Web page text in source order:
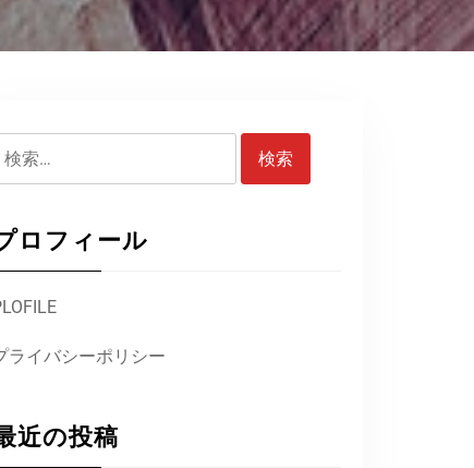
検
索:
ロフィール
ライバシーポリシー
近の投稿